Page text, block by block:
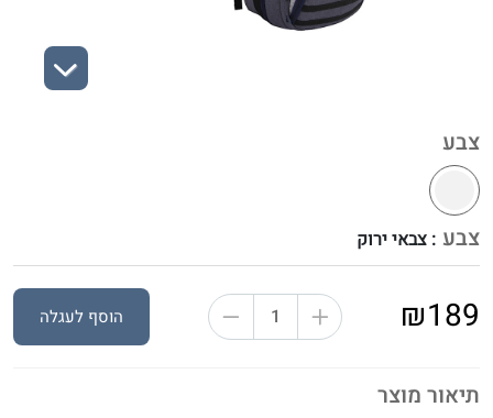
תיאור מוצר
צבע
צבע : צבאי ירוק
₪189 הוסף לעגלה
Next